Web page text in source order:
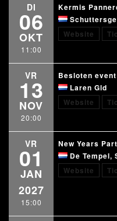
DI
06
OKT
11:00
Kermis
Website
VR
13
NOV
20:00
Besloten event
Laren Gld
Website
VR
01
JAN
2027
15:00
New Years
De Tempel,
Website